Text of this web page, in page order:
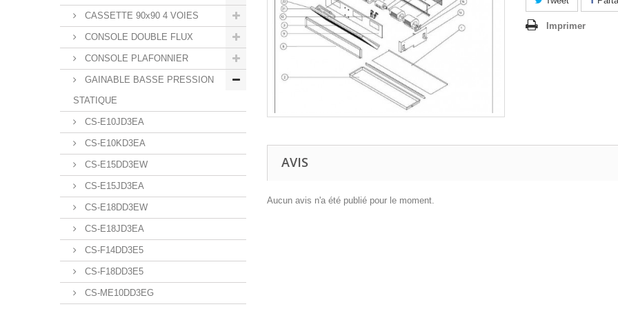
CASSETTE 90x90 4 VOIES
CONSOLE DOUBLE FLUX
CONSOLE PLAFONNIER
GAINABLE BASSE PRESSION
STATIQUE
CS-E10JD3EA
CS-E10KD3EA
CS-E15DD3EW
CS-E15JD3EA
CS-E18DD3EW
CS-E18JD3EA
CS-F14DD3E5
CS-F18DD3E5
CS-ME10DD3EG
Imprimer
AVIS
Aucun avis n'a été publié pour le moment.